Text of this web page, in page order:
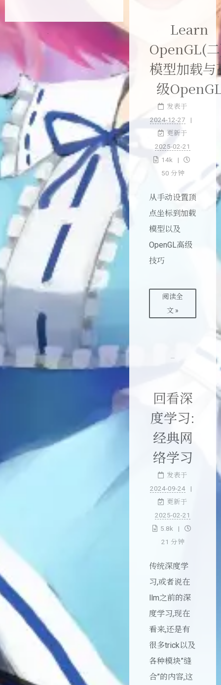
Learn
OpenGL(
模型加载与
级
发表于
2024-12-27
更新于
2025-02-21
14k
50 分钟
从手动设置顶
点坐标到加载
模型以及
OpenGL高级
技巧
阅读全
文 »
回看深
度学习:
经典网
络学习
发表于
2024-09-24
更新于
2025-02-21
5.8k
21 分钟
传统深度学
习,或者说在
llm之前的深
度学习,现在
看来,还是有
很多trick以及
各种模块”缝
合”的内容,这